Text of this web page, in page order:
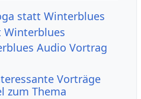
statt Winterblues
Winterblues
Audio Vortrag
Vorträge
zum Thema